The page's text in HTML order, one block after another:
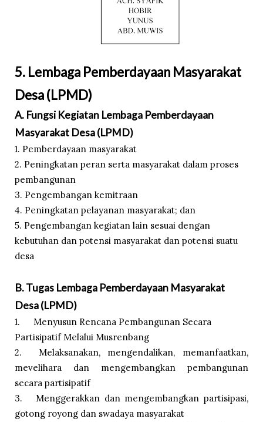
5. Lembaga Pemberdayaan Masyarakat
Desa (LPMD)
A. Fungsi Kegiatan Lembaga Pemberdayaan
Masyarakat Desa (LPMD)
1. Pemberdayaan masyarakat
2. Peningkatan peran serta masyarakat dalam proses
pembangunan
3. Pengembangan kemitraan
4. Peningkatan pelayanan masyarakat; dan
5. Pengembangan kegiatan lain sesuai dengan
kebutuhan dan potensi masyarakat dan potensi suatu
desa
B. Tugas Lembaga Pemberdayaan Masyarakat
Desa (LPMD)
1.
Menyusun Rencana Pembangunan Secara
Partisipatif Melalui Musrenbang
2.
Melaksanakan, mengendalikan, memanfaatkan,
mevelihara dan mengembangkan pembangunan
secara partisipatif
3.
Menggerakkan dan mengembangkan partisipasi,
gotong royong dan swadaya masyarakat